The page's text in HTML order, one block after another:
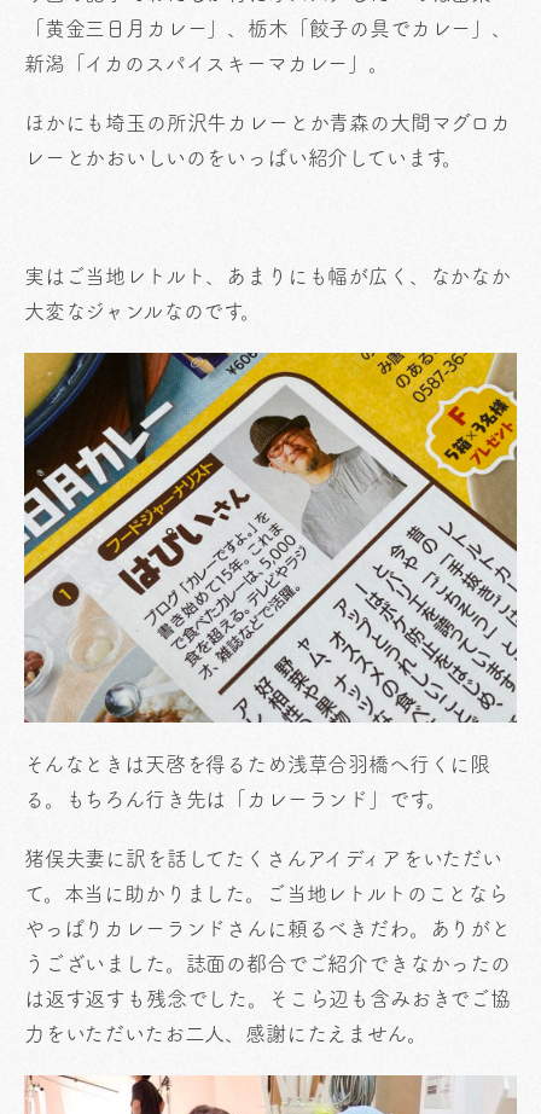
「黄金三日月カレー」、栃木「餃子の具でカレー」、
新潟「イカのスパイスキーマカレー」。
ほかにも埼玉の所沢牛カレーとか青森の大間マグロカ
レーとかおいしいのをいっぱい紹介しています。
実はご当地レトルト、あまりにも幅が広く、なかなか
大変なジャンルなのです。
そんなときは天啓を得るため浅草合羽橋へ行くに限
る。もちろん行き先は「カレーランド」です。
猪俣夫妻に訳を話してたくさんアイディアをいただい
て。本当に助かりました。ご当地レトルトのことなら
やっぱりカレーランドさんに頼るべきだわ。ありがと
うございました。誌面の都合でご紹介できなかったの
は返す返すも残念でした。そこら辺も含みおきでご協
力をいただいたお二人、感謝にたえません。